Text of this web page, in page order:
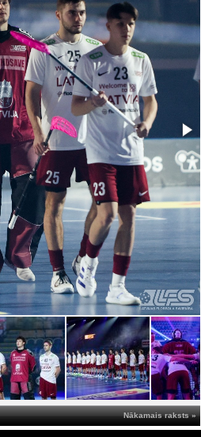
Nākamais raksts »